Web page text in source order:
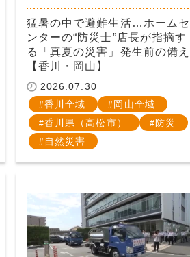
猛暑の中で避難生活…ホームセ
ンターの“防災士”店長が指摘す
る「真夏の災害」発生前の備え
【香川・岡山】
2026.07.30
香川全域
岡山全域
香川県（高松市）
防災
自然災害